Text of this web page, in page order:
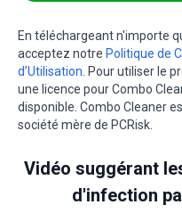
En téléchargeant n'importe
acceptez notre Politique de
d’Utilisation. Pour utiliser le
une licence pour Combo
disponible. Combo Cleaner
société mère de PCRisk.
Vidéo suggérant
d'infection